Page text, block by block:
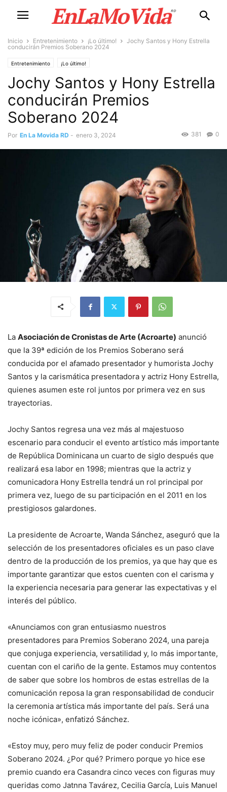
Inicio Entretenimiento ¡Lo último!
Jochy Santos y Hony Estrella
conducirán Premios Soberano 2024
Entretenimiento ¡Lo último!
Jochy Santos y Hony Estrella
conducirán Premios
Soberano 2024
Por En La Movida RD - enero 3, 2024 0
381
La Asociación de Cronistas de Arte (Acroarte) anunció
que la 39ª edición de los Premios Soberano será
conducida por el afamado presentador y humorista Jochy
Santos y la carismática presentadora y actriz Hony Estrella,
quienes asumen este rol juntos por primera vez en sus
trayectorias.
Jochy Santos regresa una vez más al majestuoso
escenario para conducir el evento artístico más importante
de República Dominicana un cuarto de siglo después que
realizará esa labor en 1998; mientras que la actriz y
comunicadora Hony Estrella tendrá un rol principal por
primera vez, luego de su participación en el 2011 en los
prestigiosos galardones.
La presidente de Acroarte, Wanda Sánchez, aseguró que la
selección de los presentadores oficiales es un paso clave
dentro de la producción de los premios, ya que hay que es
importante garantizar que estos cuenten con el carisma y
la experiencia necesaria para generar las expectativas y el
interés del público.
«Anunciamos con gran entusiasmo nuestros
presentadores para Premios Soberano 2024, una pareja
que conjuga experiencia, versatilidad y, lo más importante,
cuentan con el cariño de la gente. Estamos muy contentos
de saber que sobre los hombros de estas estrellas de la
comunicación reposa la gran responsabilidad de conducir
la ceremonia artística más importante del país. Será una
noche icónica», enfatizó Sánchez.
«Estoy muy, pero muy feliz de poder conducir Premios
Soberano 2024. ¿Por qué? Primero porque yo hice ese
premio cuando era Casandra cinco veces con figuras muy
queridas como Jatnna Tavárez, Cecilia García, Luis Manuel